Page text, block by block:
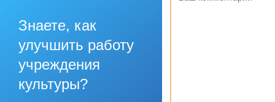
Знаете, как
улучшить работу
учреждения
культуры?